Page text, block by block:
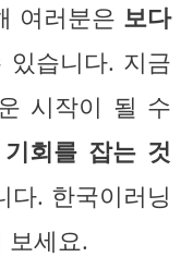
여러분은 보다
습니다. 지금
시작이 될 수
기회를 잡는 것
다. 한국이러닝
보세요.